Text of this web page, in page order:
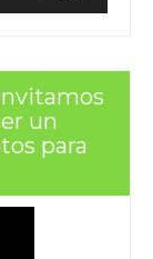
un
para